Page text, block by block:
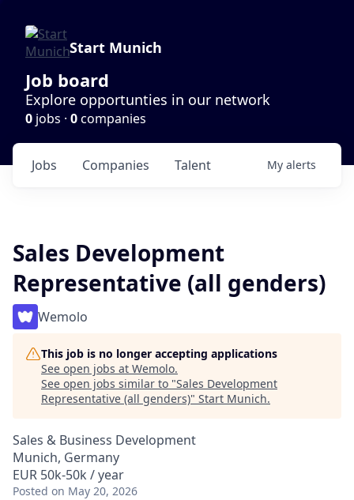
Start Munich
Job board
Explore opportunties in our network
0 jobs · 0companies
Jobs Companies Talent My alerts
Sales Development
Representative (all genders)
Wemolo
This job is no longer accepting applications
See open jobs at Wemolo.
See open jobs similar to "Sales Development
Representative (all genders)" Start Munich.
Sales & Business Development
Munich, Germany
EUR 50k-50k / year
Posted on May 20, 2026